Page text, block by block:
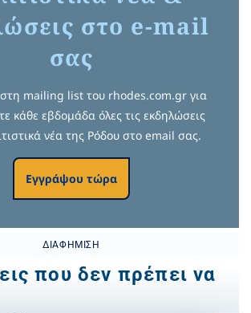
στο e-mail
σας
στη mailing list του rhodes.com.gr για
κάθε εβδομάδα όλες τις εκδηλώσεις
νέα της Ρόδου στο email σας.
Εγγράψου τώρα
ΔΙΑΦΉΜΙΣΗ
που δεν πρέπει να